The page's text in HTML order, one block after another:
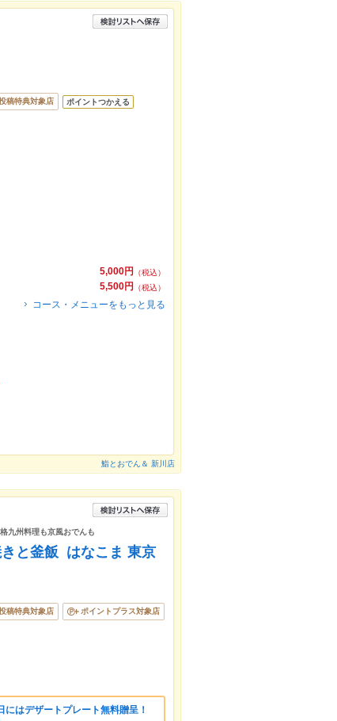
稿特典対象店 ポイントつかえる
5,000円
（税込）
5,500円
（税込）
コース・メニューをもっと見る
鮨とおでん＆ 新川店
九州料理も京風おでんも
きと釜飯 はなこま 東京
稿特典対象店 ポイントプラス対象店
にはデザートプレート無料贈呈！